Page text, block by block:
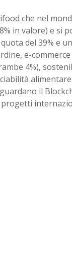
che nel
in valore) e si
del 39% e
e-commerce
4%),
il